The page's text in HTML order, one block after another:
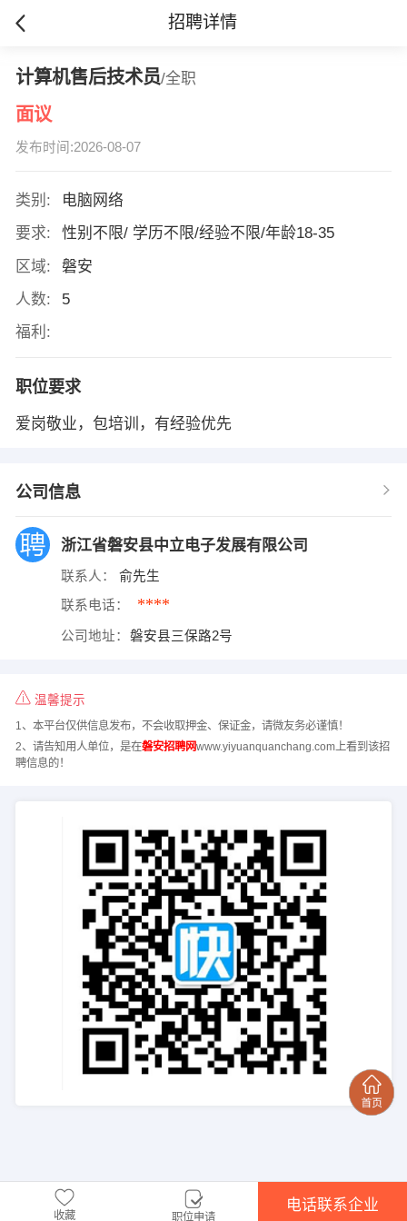
招聘详情
计算机售后技术员/全职
面议
发布时间:2026-08-07
类别:
电脑网络
要求:
性别不限/ 学历不限/经验不限/年龄18-35
区域:
磐安
人数:
5
福利:
职位要求
爱岗敬业，包培训，有经验优先
公司信息
浙江省磐安县中立电子发展有限公司
联系人： 俞先生
联系电话： ****
公司地址： 磐安县三保路2号
温馨提示
1、本平台仅供信息发布，不会收取押金、保证金，请微友务必谨慎！
2、请告知用人单位，是在磐安招聘网www.yiyuanquanchang.com上看到该招
聘信息的！
收藏 职位申请
电话联系企业